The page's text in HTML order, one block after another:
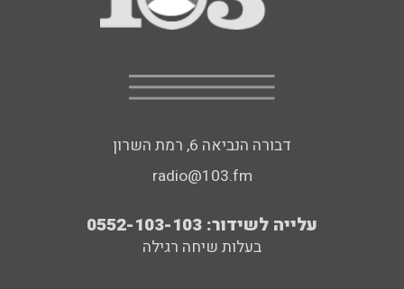
דבורה הנביאה 6, רמת השרון
radio@103.fm
עלייה לשידור: 0552-103-103
בעלות שיחה רגילה